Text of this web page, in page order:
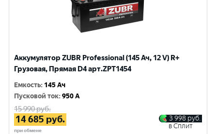
Аккумулятор ZUBR Professional (145 Ач, 12 V) R+
Грузовая, Прямая D4 арт.ZPT1454
Емкость: 145 Ач
Пусковой ток:950 A
15 990руб.
14 685 руб.
при обмене
3 998 руб.
в Сплит